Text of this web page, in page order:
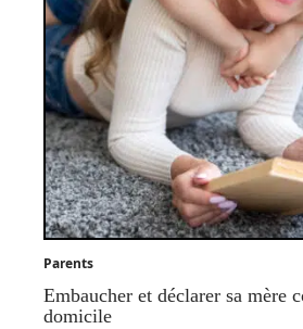
Parents
Embaucher et déclarer sa mère
domicile